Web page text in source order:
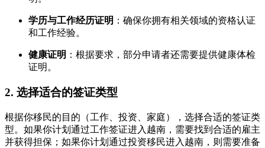
学历与工作经历证明 ：确保你拥有相关领域的资格认证
和工作经验。
健康证明 ：根据要求，部分申请者还需要提供健康体检
证明。
2. 选择适合的签证类型
根据你移民的目的（工作、投资、家庭），选择合适的签证类
型。如果你计划通过工作签证进入越南，需要找到合适的雇主
并获得担保；如果你计划通过投资移民进入越南，则需要准备